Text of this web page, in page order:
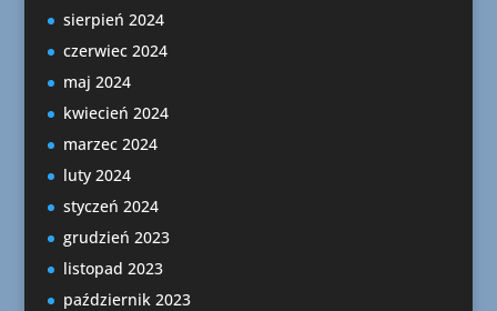
sierpień 2024
czerwiec 2024
maj 2024
kwiecień 2024
marzec 2024
luty 2024
styczeń 2024
grudzień 2023
listopad 2023
październik 2023